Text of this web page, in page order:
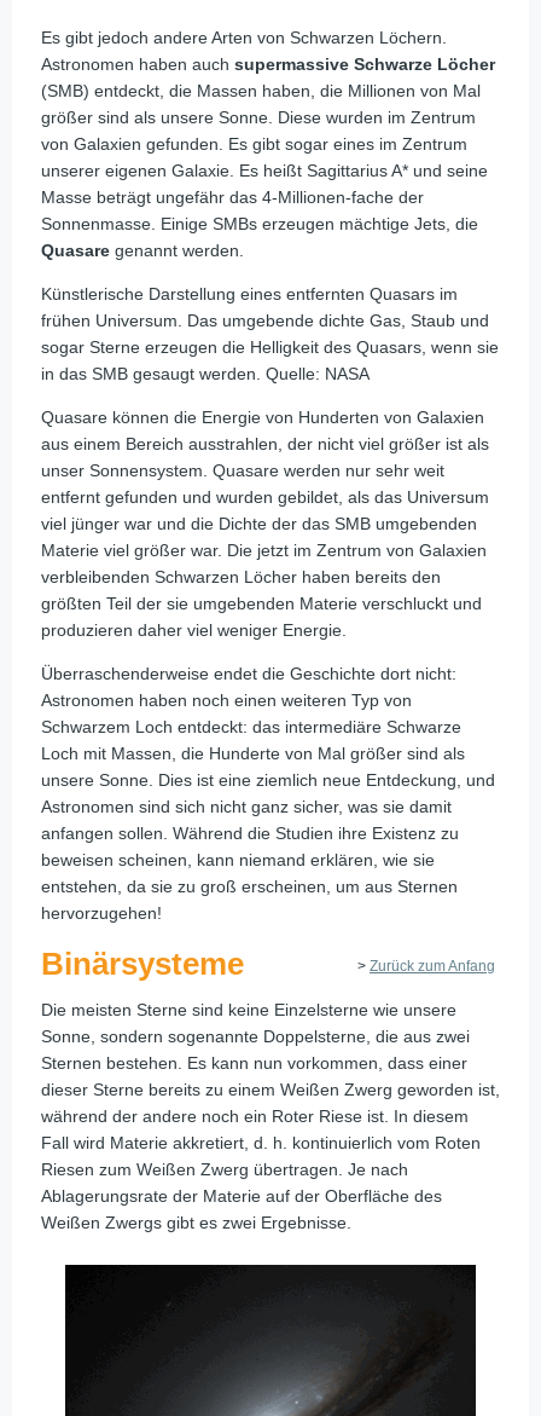
Es gibt jedoch andere Arten von Schwarzen Löchern.
Astronomen haben auch supermassive Schwarze Löcher
(SMB) entdeckt, die Massen haben, die Millionen von Mal
größer sind als unsere Sonne. Diese wurden im Zentrum
von Galaxien gefunden. Es gibt sogar eines im Zentrum
unserer eigenen Galaxie. Es heißt Sagittarius A* und seine
Masse beträgt ungefähr das 4-Millionen-fache der
Sonnenmasse. Einige SMBs erzeugen mächtige Jets, die
Quasare genannt werden.
Künstlerische Darstellung eines entfernten Quasars im
frühen Universum. Das umgebende dichte Gas, Staub und
sogar Sterne erzeugen die Helligkeit des Quasars, wenn sie
in das SMB gesaugt werden. Quelle: NASA
Quasare können die Energie von Hunderten von Galaxien
aus einem Bereich ausstrahlen, der nicht viel größer ist als
unser Sonnensystem. Quasare werden nur sehr weit
entfernt gefunden und wurden gebildet, als das Universum
viel jünger war und die Dichte der das SMB umgebenden
Materie viel größer war. Die jetzt im Zentrum von Galaxien
verbleibenden Schwarzen Löcher haben bereits den
größten Teil der sie umgebenden Materie verschluckt und
produzieren daher viel weniger Energie.
Überraschenderweise endet die Geschichte dort nicht:
Astronomen haben noch einen weiteren Typ von
Schwarzem Loch entdeckt: das intermediäre Schwarze
Loch mit Massen, die Hunderte von Mal größer sind als
unsere Sonne. Dies ist eine ziemlich neue Entdeckung, und
Astronomen sind sich nicht ganz sicher, was sie damit
anfangen sollen. Während die Studien ihre Existenz zu
beweisen scheinen, kann niemand erklären, wie sie
entstehen, da sie zu groß erscheinen, um aus Sternen
hervorzugehen!
> Zurück zum Anfang
Binärsysteme
Die meisten Sterne sind keine Einzelsterne wie unsere
Sonne, sondern sogenannte Doppelsterne, die aus zwei
Sternen bestehen. Es kann nun vorkommen, dass einer
dieser Sterne bereits zu einem Weißen Zwerg geworden ist,
während der andere noch ein Roter Riese ist. In diesem
Fall wird Materie akkretiert, d. h. kontinuierlich vom Roten
Riesen zum Weißen Zwerg übertragen. Je nach
Ablagerungsrate der Materie auf der Oberfläche des
Weißen Zwergs gibt es zwei Ergebnisse.